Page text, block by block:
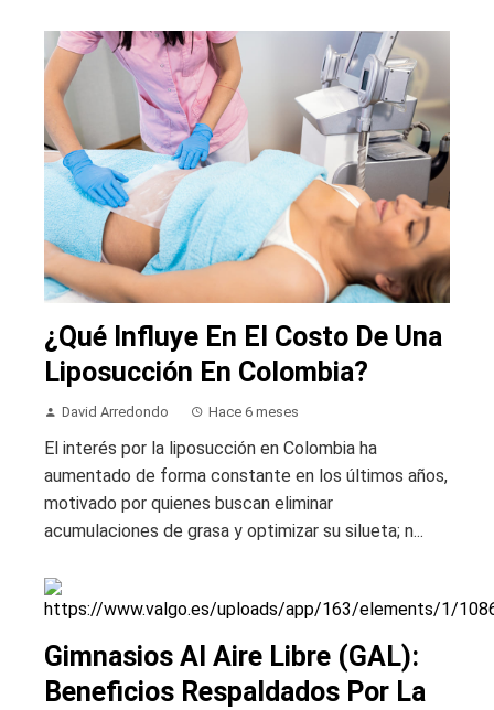
¿Qué Influye En El Costo De Una
Liposucción En Colombia?
David Arredondo Hace 6 meses
El interés por la liposucción en Colombia ha
aumentado de forma constante en los últimos años,
motivado por quienes buscan eliminar
acumulaciones de grasa y optimizar su silueta; n...
Gimnasios Al Aire Libre (GAL):
Beneficios Respaldados Por La